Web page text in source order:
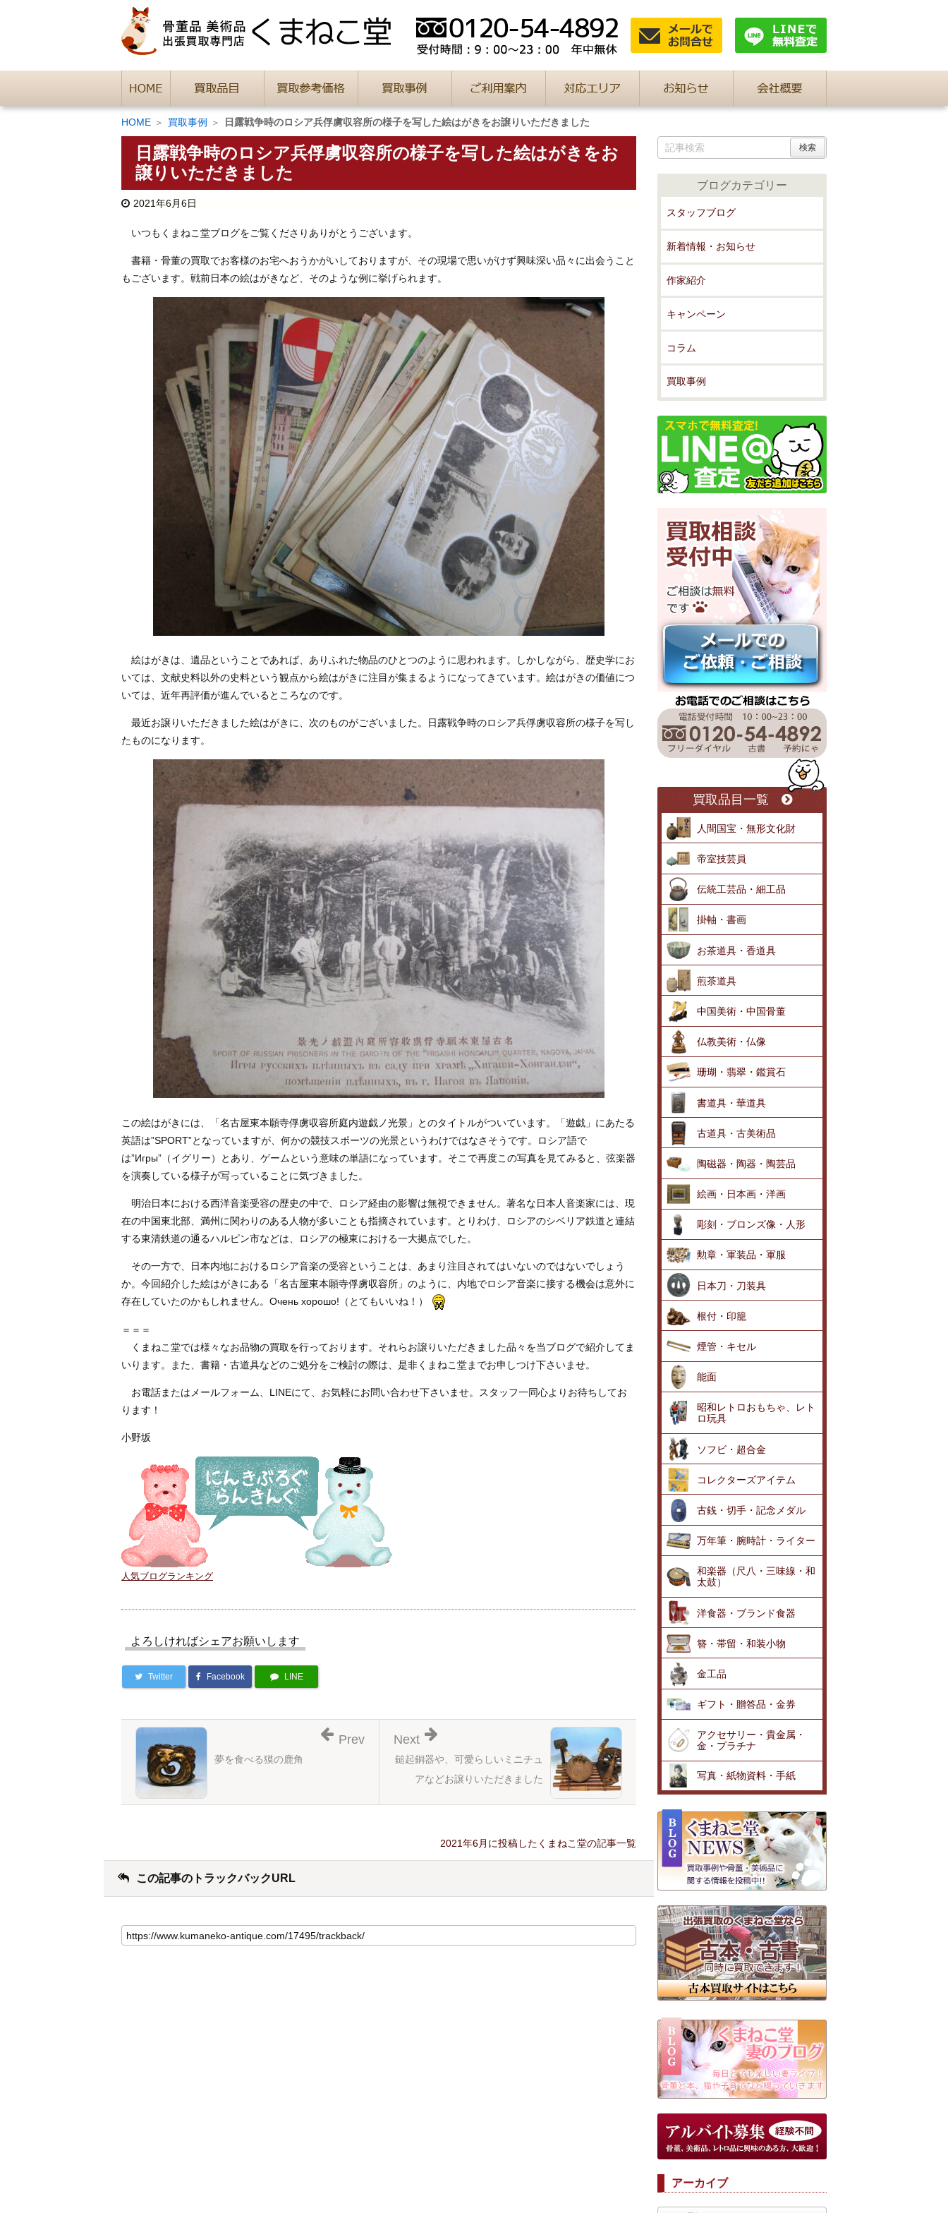
HOME 買取事例 日露戦争時のロシア兵俘虜収容所の様子を写した絵はがきをお譲りいただきました
日露戦争時のロシア兵俘虜収容所の様子を写した絵はがきをお
譲りいただきました
2021年6月6日
いつもくまねこ堂ブログをご覧くださりありがとうございます。
書籍・骨董の買取でお客様のお宅へおうかがいしておりますが、その現場で思いがけず興味深い品々に出会うこと
もございます。戦前日本の絵はがきなど、そのような例に挙げられます。
絵はがきは、遺品ということであれば、ありふれた物品のひとつのように思われます。しかしながら、歴史学にお
いては、文献史料以外の史料という観点から絵はがきに注目が集まるようになってきています。絵はがきの価値につ
いては、近年再評価が進んでいるところなのです。
最近お譲りいただきました絵はがきに、次のものがございました。日露戦争時のロシア兵俘虜収容所の様子を写し
たものになります。
この絵はがきには、「名古屋東本願寺俘虜収容所庭内遊戯ノ光景」とのタイトルがついています。「遊戯」にあたる
英語は”SPORT”となっていますが、何かの競技スポーツの光景というわけではなさそうです。ロシア語で
は”Игры”（イグリー）とあり、ゲームという意味の単語になっています。そこで再度この写真を見てみると、弦楽器
を演奏している様子が写っていることに気づきました。
明治日本における西洋音楽受容の歴史の中で、ロシア経由の影響は無視できません。著名な日本人音楽家には、現
在の中国東北部、満州に関わりのある人物が多いことも指摘されています。とりわけ、ロシアのシベリア鉄道と連結
する東清鉄道の通るハルピン市などは、ロシアの極東における一大拠点でした。
その一方で、日本内地におけるロシア音楽の受容ということは、あまり注目されてはいないのではないでしょう
か。今回紹介した絵はがきにある「名古屋東本願寺俘虜収容所」のように、内地でロシア音楽に接する機会は意外に
存在していたのかもしれません。Очень хорошо!（とてもいいね！）
＝＝＝
くまねこ堂では様々なお品物の買取を行っております。それらお譲りいただきました品々を当ブログで紹介してま
いります。また、書籍・古道具などのご処分をご検討の際は、是非くまねこ堂までお申しつけ下さいませ。
お電話またはメールフォーム、LINEにて、お気軽にお問い合わせ下さいませ。スタッフ一同心よりお待ちしてお
ります！
小野坂
人気ブログランキング
よろしければシェアお願いします
Twitter Facebook LINE
鎚起銅器や、可愛らしいミニチュ
アなどお譲りいただきました
Next
夢を食べる獏の鹿角
Prev
2021年6月に投稿したくまねこ堂の記事一覧
この記事のトラックバックURL
ブログカテゴリー
スタッフブログ
新着情報・お知らせ
作家紹介
キャンペーン
コラム
買取事例
買取品目一覧
人間国宝・無形文化財
帝室技芸員
伝統工芸品・細工品
掛軸・書画
お茶道具・香道具
煎茶道具
中国美術・中国骨董
仏教美術・仏像
珊瑚・翡翠・鑑賞石
書道具・華道具
古道具・古美術品
陶磁器・陶器・陶芸品
絵画・日本画・洋画
彫刻・ブロンズ像・人形
勲章・軍装品・軍服
日本刀・刀装具
根付・印籠
煙管・キセル
能面
昭和レトロおもちゃ、レト
ロ玩具
ソフビ・超合金
コレクターズアイテム
古銭・切手・記念メダル
万年筆・腕時計・ライター
和楽器（尺八・三味線・和
太鼓）
洋食器・ブランド食器
簪・帯留・和装小物
金工品
ギフト・贈答品・金券
アクセサリー・貴金属・
金・プラチナ
写真・紙物資料・手紙
アーカイブ